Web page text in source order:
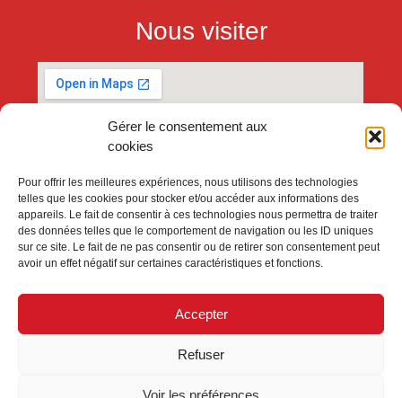
Gérer le consentement aux
cookies
Pour offrir les meilleures expériences, nous utilisons des technologies
telles que les cookies pour stocker et/ou accéder aux informations des
appareils. Le fait de consentir à ces technologies nous permettra de traiter
des données telles que le comportement de navigation ou les ID uniques
sur ce site. Le fait de ne pas consentir ou de retirer son consentement peut
avoir un effet négatif sur certaines caractéristiques et fonctions.
Accepter
Refuser
Voir les préférences
Nous visiter